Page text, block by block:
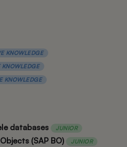
KNOWLEDGE
KNOWLEDGE
KNOWLEDGE
databases JUNIOR
(SAP BO) JUNIOR